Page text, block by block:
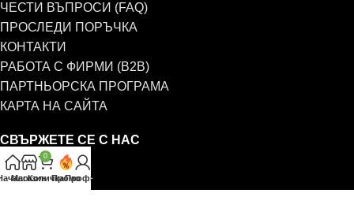
ЧЕСТИ ВЪПРОСИ (FAQ)
ПРОСЛЕДИ ПОРЪЧКА
КОНТАКТИ
РАБОТА С ФИРМИ (B2B)
ПАРТНЬОРСКА ПРОГРАМА
КАРТА НА САЙТА
СВЪРЖЕТЕ СЕ С НАС
0885 323 661
Магазин
0
КоличкаПромоПрофил